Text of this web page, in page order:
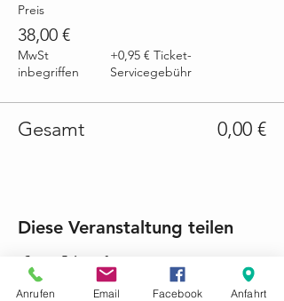
Preis
38,00 €
MwSt
inbegriffen
+0,95 € Ticket-
Servicegebühr
Gesamt 0,00 €
Diese Veranstaltung teilen
Anrufen Email Facebook Anfahrt